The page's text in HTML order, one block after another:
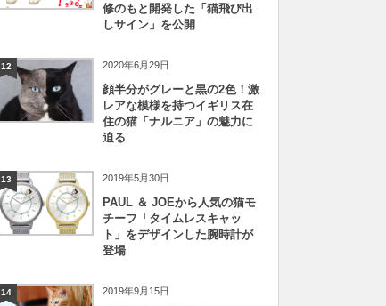
修のもと開発した「猫飛び出
しサイン」を公開
12 2020年6月29日
顔半分がグレーと黒の2色！激
レアな模様を持つイギリス在
住の猫「ナルニア」の魅力に
迫る
13 2019年5月30日
PAUL ＆ JOEから人気の猫モ
チーフ「タイムレスキャッ
ト」をデザインした腕時計が
登場
14 2019年9月15日